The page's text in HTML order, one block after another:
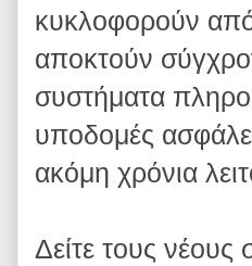
κυκλοφορούν από
αποκτούν
συστήματα
υποδομές
ακόμη χρόνια
Δείτε τους νέους